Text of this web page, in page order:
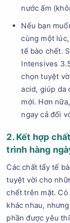
nước ấm
Nếu bạn
cùng một
tế bào chết.
Intensives
chọn tuyệt
acid, giúp da
mới. Hơn
ngay cả đối
2. Kết hợp
trình hàng
Các chất tẩy tế
tuyệt vời cho
chết trên mặt.
khác nhau,
phần được yêu